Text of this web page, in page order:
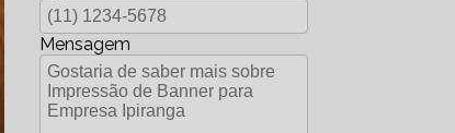
Mensagem